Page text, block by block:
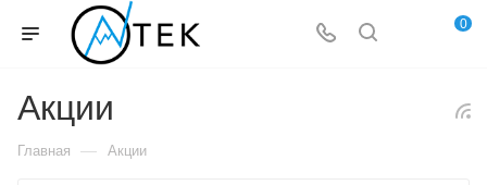
0
Акции
Главная — Акции